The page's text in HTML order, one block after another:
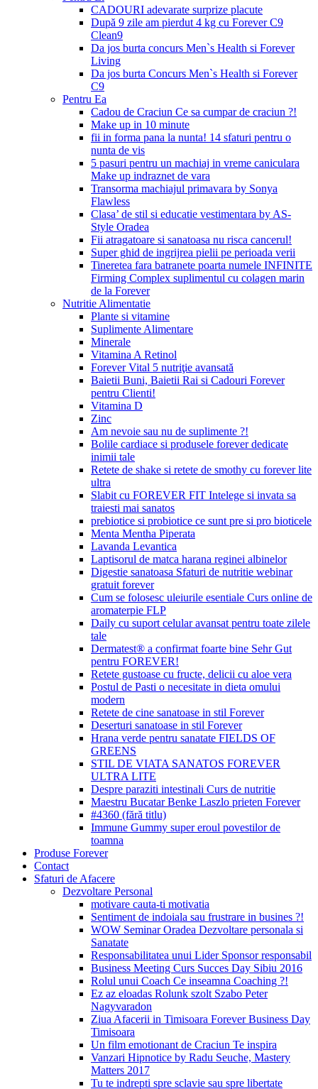
CADOURI adevarate surprize placute
După 9 zile am pierdut 4 kg cu Forever C9
Clean9
Da jos burta concurs Men`s Health si Forever
Living
Da jos burta Concurs Men`s Health si Forever
C9
Pentru Ea
Cadou de Craciun Ce sa cumpar de craciun ?!
Make up in 10 minute
fii in forma pana la nunta! 14 sfaturi pentru o
nunta de vis
5 pasuri pentru un machiaj in vreme caniculara
Make up indraznet de vara
Transorma machiajul primavara by Sonya
Flawless
Clasa’ de stil si educatie vestimentara by AS-
Style Oradea
Fii atragatoare si sanatoasa nu risca cancerul!
Super ghid de ingrijrea pielii pe perioada verii
Tineretea fara batranete poarta numele INFINITE
Firming Complex suplimentul cu colagen marin
de la Forever
Nutritie Alimentatie
Plante si vitamine
Suplimente Alimentare
Minerale
Vitamina A Retinol
Forever Vital 5 nutriţie avansată
Baietii Buni, Baietii Rai si Cadouri Forever
pentru Clienti!
Vitamina D
Zinc
Am nevoie sau nu de suplimente ?!
Bolile cardiace si produsele forever dedicate
inimii tale
Retete de shake si retete de smothy cu forever lite
ultra
Slabit cu FOREVER FIT Intelege si invata sa
traiesti mai sanatos
prebiotice si probiotice ce sunt pre si pro bioticele
Menta Mentha Piperata
Lavanda Levantica
Laptisorul de matca harana reginei albinelor
Digestie sanatoasa Sfaturi de nutritie webinar
gratuit forever
Cum se folosesc uleiurile esentiale Curs online de
aromaterpie FLP
Daily cu suport celular avansat pentru toate zilele
tale
Dermatest® a confirmat foarte bine Sehr Gut
pentru FOREVER!
Retete gustoase cu fructe, delicii cu aloe vera
Postul de Pasti o necesitate in dieta omului
modern
Retete de cine sanatoase in stil Forever
Deserturi sanatoase in stil Forever
Hrana verde pentru sanatate FIELDS OF
GREENS
STIL DE VIATA SANATOS FOREVER
ULTRA LITE
Despre paraziti intestinali Curs de nutritie
Maestru Bucatar Benke Laszlo prieten Forever
#4360 (fără titlu)
Immune Gummy super eroul povestilor de
toamna
Produse Forever
Contact
Sfaturi de Afacere
Dezvoltare Personal
motivare cauta-ti motivatia
Sentiment de indoiala sau frustrare in busines ?!
WOW Seminar Oradea Dezvoltare personala si
Sanatate
Responsabilitatea unui Lider Sponsor responsabil
Business Meeting Curs Succes Day Sibiu 2016
Rolul unui Coach Ce inseamna Coaching ?!
Ez az eloadas Rolunk szolt Szabo Peter
Nagyvaradon
Ziua Afacerii in Timisoara Forever Business Day
Timisoara
Un film emotionant de Craciun Te inspira
Vanzari Hipnotice by Radu Seuche, Mastery
Matters 2017
Tu te indrepti spre sclavie sau spre libertate